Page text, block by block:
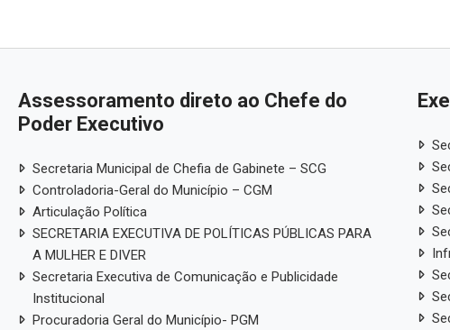
Assessoramento direto ao Chefe do
Poder Executivo
Secretaria Municipal de Chefia de Gabinete – SCG
Controladoria-Geral do Município – CGM
Articulação Política
SECRETARIA EXECUTIVA DE POLÍTICAS PÚBLICAS PARA
A MULHER E DIVER
Secretaria Executiva de Comunicação e Publicidade
Institucional
Procuradoria Geral do Município- PGM